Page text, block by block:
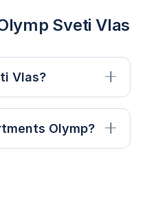
Sveti Vlas
Vlas?
Olymp?